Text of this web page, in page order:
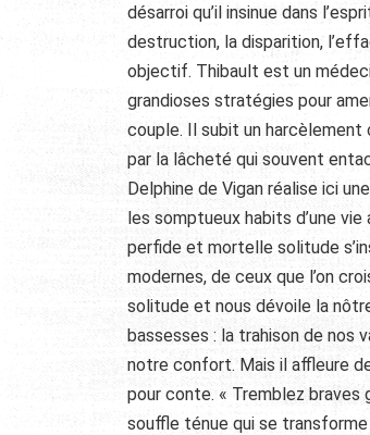
désarroi qu’il insinue dans
destruction, la disparition,
objectif. Thibault est un
grandioses stratégies pour
couple. Il subit un harcèlement
par la lâcheté qui souvent
Delphine de Vigan réalise ici
les somptueux habits d’une
perfide et mortelle solitude
modernes, de ceux que l’on
solitude et nous dévoile la
bassesses : la trahison de nos
notre confort. Mais il affleure
pour conte. « Tremblez braves
souffle ténue qui se transforme